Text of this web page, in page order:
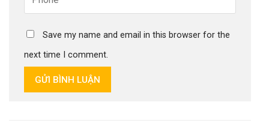
Save my name and email in this browser for the
next time I comment.
GỬI BÌNH LUẬN